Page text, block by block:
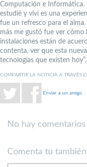
Computación e Informática.
estudié y viví es una
fue un refresco para el
más me gustó fue ver cómo
instalaciones están de
contenta, ver que esta
tecnologías que existen
COMPARTIR LA NOTICIA A TRAVÉS
Enviar a un amigo
No hay comentarios
Comenta tu también